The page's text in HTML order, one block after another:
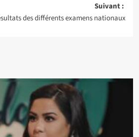
Suivant :
des différents examens nationaux